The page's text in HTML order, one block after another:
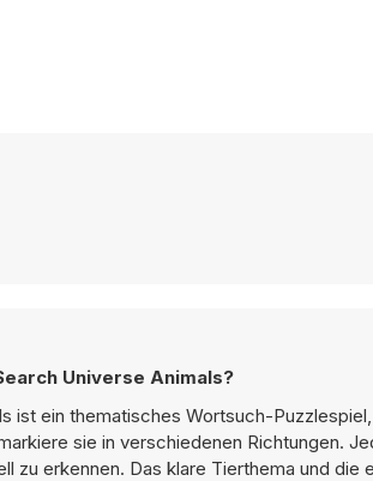
Universe Animals?
ist ein thematisches Wortsuch-
sie in verschiedenen Richtungen.
zu erkennen. Das klare Tierthema und